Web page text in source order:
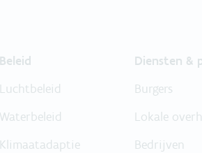
Beleid
Luchtbeleid
Waterbeleid
Klimaatadaptie
Diensten &
Burgers
Lokale
Bedrijven